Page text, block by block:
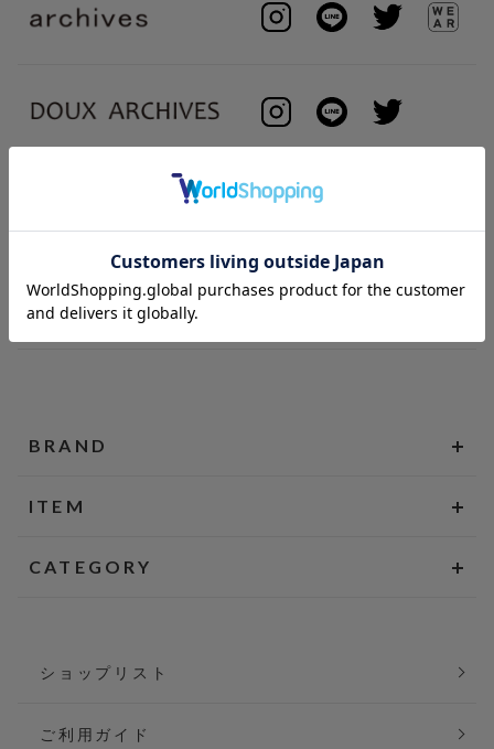
BRAND
ITEM
CATEGORY
ショップリスト
ご利用ガイド